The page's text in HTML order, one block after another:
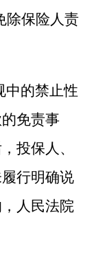
除保险人责
中的禁止性
免责事
投保人、
行明确说
人民法院